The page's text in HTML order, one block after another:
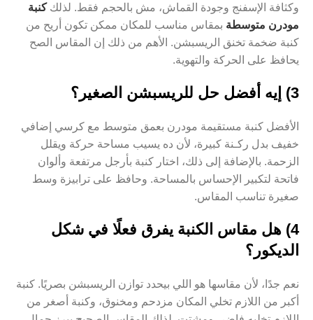
وكثافة الإسفنج وجودة القماش، مش بالحجم فقط. لذلككنبة
مودرن متوسطة بمقاس مناسب للمكان ممكن تكون أريح من
كنبة ضخمة تخنق الريسبشن. الأهم من ذلك إن المقاس الصح
يحافظ على الحركة والتهوية.
3) إيه أفضل حل للريسبشن الصغير؟
الأفضل كنبة مستقيمة مودرن بعمق متوسط مع كرسي إضافي
خفيف بدل ركـنة كبيرة، لأن ده يسيب مساحة حركة ويقلل
الزحمة. بالإضافة إلى ذلك، اختار كنبة بأرجل مرتفعة وألوان
فاتحة لتكبير الإحساس بالمساحة. وحافظ على ترابيزة وسط
صغيرة تناسب المقاس.
4) هل مقاس الكنبة يفرق فعلًا في شكل
الديكور؟
نعم جدًا، لأن مقاسها هو اللي بيحدد توازن الريسبشن بصريًا. كنبة
أكبر من اللازم تخلي المكان مزدحم ومخنوق، وكنبة أصغر من